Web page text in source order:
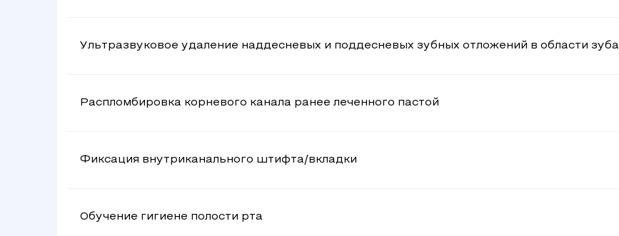
Ультразвуковое удаление наддесневых и поддесневых зубных отложений в области зуба
Распломбировка корневого канала ранее леченного пастой
Фиксация внутриканального штифта/вкладки
Обучение гигиене полости рта